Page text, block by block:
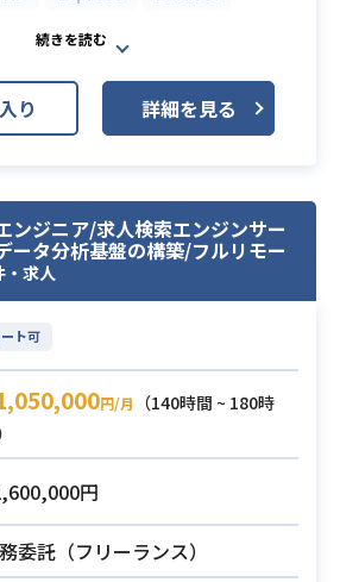
自ら積極的に学び、行動に移せる
Node.js
Aurora (Amazon Aurora)
EC2 (Amazon EC2)
RDS (Amazon RDS)
VPC
Backlog
GitHub
某大手化粧品口コミメディアの口
ミサイト内でのユーザーアクショ
保持する基盤のエンハンス開発
規模データの処理のため、DB
）の変更も検討して
す。
り 詳細を見る
ンジニア/求人検索エンジンサー
ータ分析基盤の構築/フルリモー
・求人
ト可
円/月
（140時間 ~ 180時
円
委託（フリーランス）